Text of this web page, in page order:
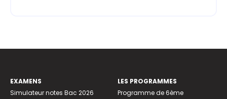
EXAMENS
Simulateur notes Bac 2026
LES PROGRAMMES
Programme de 6ème